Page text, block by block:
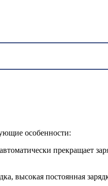
особенности:
прекращает
высокая постоянная